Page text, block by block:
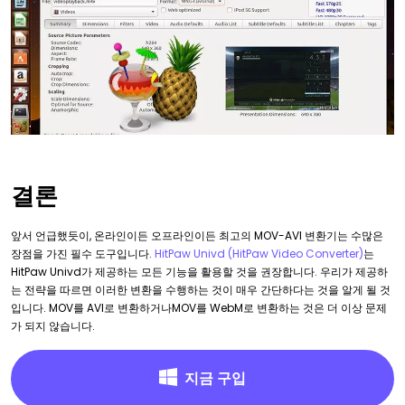
결론
앞서 언급했듯이, 온라인이든 오프라인이든 최고의 MOV-AVI 변환기는 수많은
장점을 가진 필수 도구입니다. HitPaw Univd (HitPaw Video Converter)는
HitPaw Univd가 제공하는 모든 기능을 활용할 것을 권장합니다. 우리가 제공하
는 전략을 따르면 이러한 변환을 수행하는 것이 매우 간단하다는 것을 알게 될 것
입니다. MOV를 AVI로 변환하거나MOV를 WebM로 변환하는 것은 더 이상 문제
가 되지 않습니다.
지금 구입